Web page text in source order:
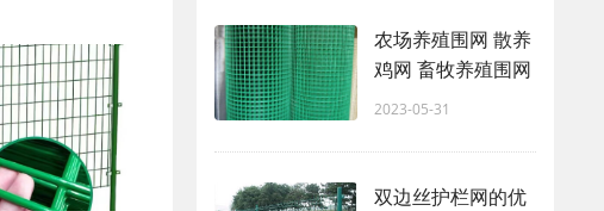
农场养殖围网 散养
鸡网 畜牧养殖围网
2023-05-31
双边丝护栏网的优